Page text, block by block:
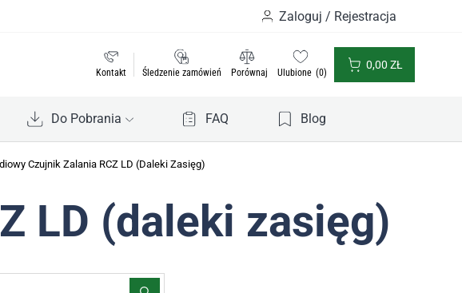
Zaloguj / Rejestracja
Kontakt Śledzenie zamówień Porównaj Ulubione 0
0,00 ZŁ
Do Pobrania FAQ Blog
Czujnik Zalania RCZ LD (daleki Zasięg)
LD (daleki zasięg)